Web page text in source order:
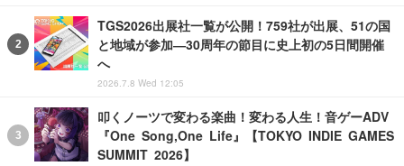
TGS2026出展社一覧が公開！759社が出展、51の国
と地域が参加―30周年の節目に史上初の5日間開催
へ
2026.7.8 Wed 12:05
叩くノーツで変わる楽曲！変わる人生！音ゲーADV
『One Song,One Life』【TOKYO INDIE GAMES
SUMMIT 2026】